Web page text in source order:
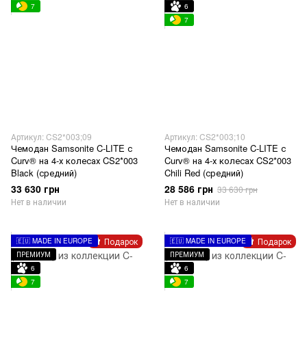
7
Артикул: CS2*003;09
Чемодан Samsonite C-LITE с
Curv® на 4-х колесах CS2*003
Black (средний)
33 630 грн
Нет в наличии
6
7
Артикул: CS2*003;10
Чемодан Samsonite C-LITE с
Curv® на 4-х колесах CS2*003
Chili Red (средний)
28 586 грн 33 630 грн
Нет в наличии
Подарок
🇪🇺 MADE IN EUROPE
ПРЕМИУМ
6
7
Подарок
🇪🇺 MADE IN EUROPE
ПРЕМИУМ
6
7